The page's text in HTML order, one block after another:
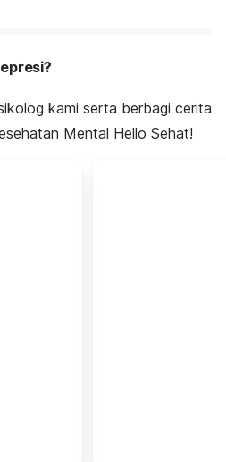
kami serta berbagi cerita
Mental Hello Sehat!